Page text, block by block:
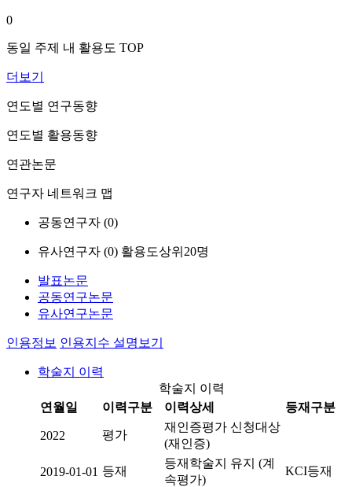
0
동일 주제 내 활용도 TOP
더보기
연도별 연구동향
연도별 활용동향
연관논문
연구자 네트워크 맵
공동연구자 (0)
유사연구자 (0) 활용도상위20명
발표논문
공동연구논문
유사연구논문
인용정보 인용지수 설명보기
학술지 이력
학술지 이력
연월일
이력구분 이력상세 등재구분
2022 평가
재인증평가 신청대상
(재인증)
2019-01-01 등재
등재학술지 유지 (계
속평가)
KCI등재